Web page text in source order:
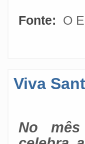
Fonte:
O
Viva
No